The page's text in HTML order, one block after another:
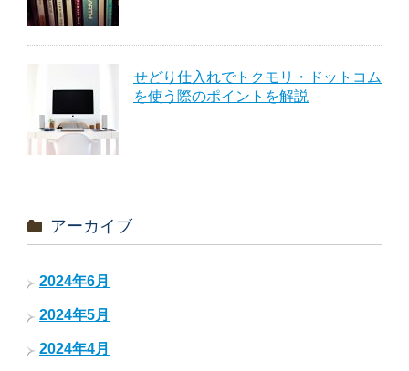
せどり仕入れでトクモリ・ドットコム
を使う際のポイントを解説
アーカイブ
2024年6月
2024年5月
2024年4月